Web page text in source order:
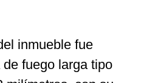
inmueble fue
fuego larga tipo